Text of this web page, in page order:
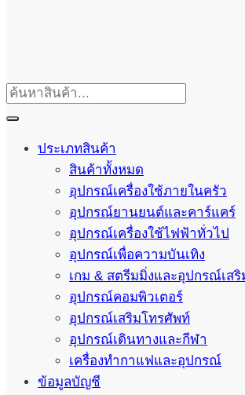
ประเภทสินค้า
สินค้าทั้งหมด
อุปกรณ์เครื่องใช้ภายในครัว
อุปกรณ์ยานยนต์และคาร์แคร์
อุปกรณ์เครื่องใช้ไฟฟ้าทั่วไป
อุปกรณ์เพื่อความบันเทิง
เกม & สตรีมมิ่งและอุปกรณ์เสริ
อุปกรณ์คอมพิวเตอร์
อุปกรณ์เสริมโทรศัพท์
อุปกรณ์เดินทางและกีฬา
เครื่องทำกาแฟและอุปกรณ์
ข้อมูลบัญชี